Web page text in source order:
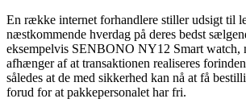
En række internet forhandlere stiller udsigt til
næstkommende hverdag på deres bedst
eksempelvis SENBONO NY12 Smart watch,
afhænger af at transaktionen realiseres
således at de med sikkerhed kan nå at få
forud for at pakkepersonalet har fri.